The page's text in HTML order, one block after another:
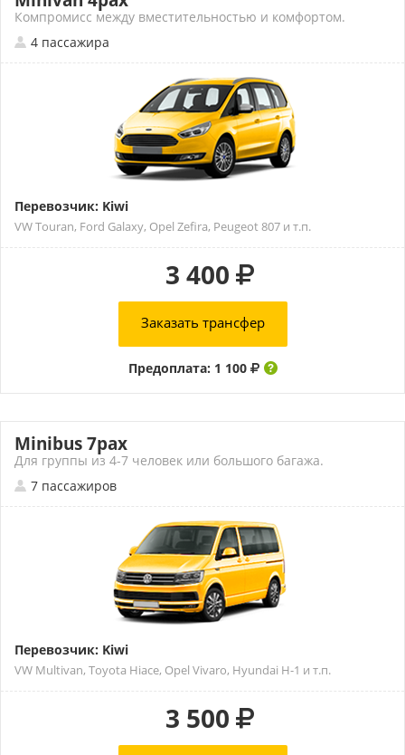
Компромисс между вместительностью и комфортом.
4 пассажира
Перевозчик: Kiwi
VW Touran, Ford Galaxy, Opel Zefira, Peugeot 807 и т.п.
3 400
Заказать трансфер
Предоплата: 1 100
Minibus 7pax
Для группы из 4-7 человек или большого багажа.
7 пассажиров
Перевозчик: Kiwi
VW Multivan, Toyota Hiace, Opel Vivaro, Hyundai H-1 и т.п.
3 500